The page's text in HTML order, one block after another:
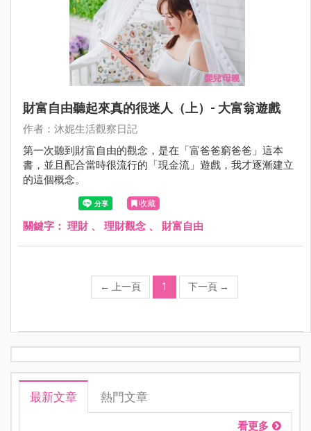
財富自由聽起來真的很迷人（上）- 大富翁遊戲
作者：沐妮生活觀察日記
第一次聽到財富自由的觀念，是在「富爸爸窮爸爸」這本
書，並且配合當時很流行的「現金流」遊戲，我才逐漸建立
的這個概念。
收藏
關鍵字： 理財、 理財觀念 、 財富自由
← 上一頁 1 下一頁 →
最新文章 熱門文章
看更多